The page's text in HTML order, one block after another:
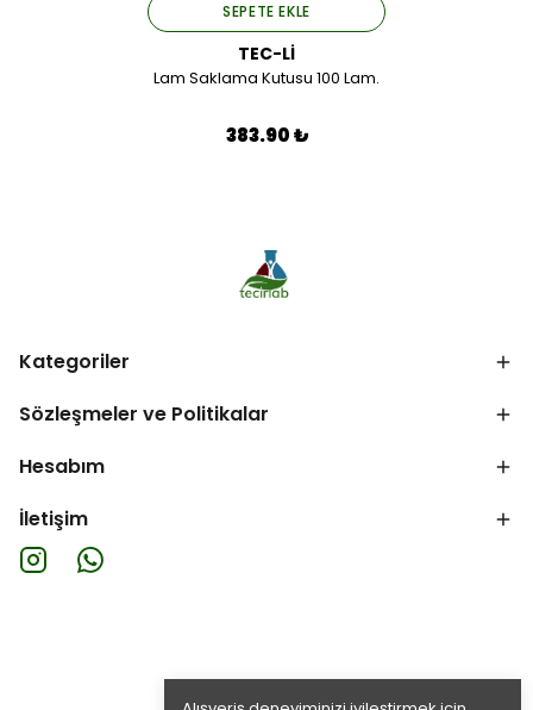
SEPETE EKLE
TEC-Lİ
Lam Saklama Kutusu 100 Lam.
383.90 ₺
Kategoriler
Sözleşmeler ve Politikalar
Hesabım
İletişim